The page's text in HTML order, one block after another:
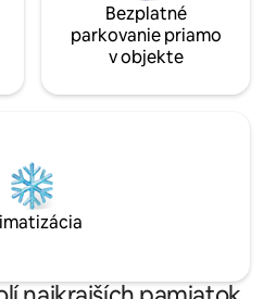
Bezplatné
parkovanie priamo
v objekte